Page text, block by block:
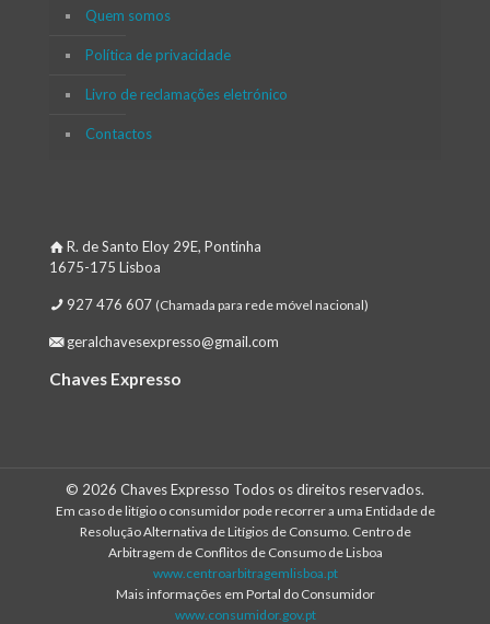
Quem somos
Política de privacidade
Livro de reclamações eletrónico
Contactos
R. de Santo Eloy 29E, Pontinha
1675-175 Lisboa
927 476 607 (Chamada para rede móvel nacional)
geralchavesexpresso@gmail.com
Chaves Expresso
© 2026 Chaves Expresso Todos os direitos reservados.
Em caso de litígio o consumidor pode recorrer a uma Entidade de
Resolução Alternativa de Litígios de Consumo. Centro de
Arbitragem de Conflitos de Consumo de Lisboa
www.centroarbitragemlisboa.pt
Mais informações em Portal do Consumidor
www.consumidor.gov.pt